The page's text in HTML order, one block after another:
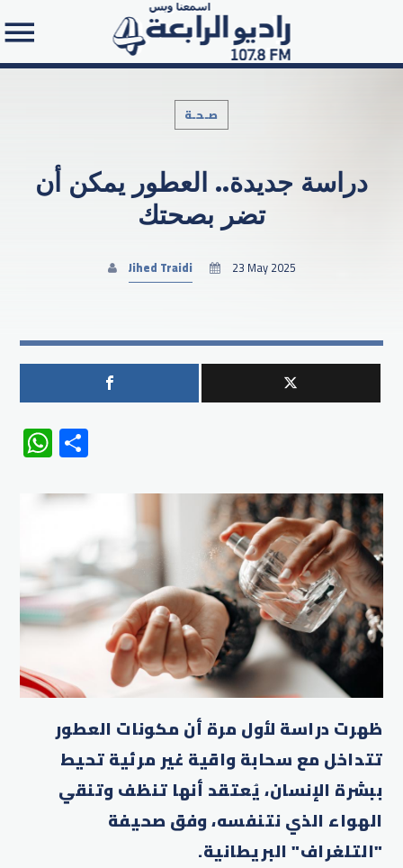
Search in the website:
صـحـة
دراسة جديدة.. العطور يمكن أن
تضر بصحتك
Jihed Traidi 23 May 2025
WhatsApp
ظهرت دراسة لأول مرة أن مكونات العطور
تتداخل مع سحابة واقية غير مرئية تحيط
ببشرة الإنسان، يُعتقد أنها تنظف وتنقي
الهواء الذي نتنفسه، وفق صحيفة
"التلغراف" البريطانية.